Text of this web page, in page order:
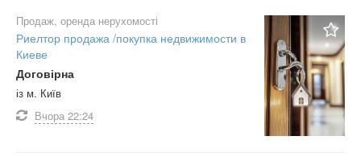
Продаж, оренда нерухомості
Риелтор продажа /покупка недвижимости в
Киеве
Договірна
із м. Київ
Вчора 22:24